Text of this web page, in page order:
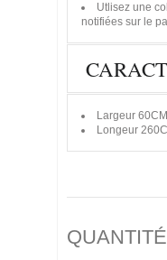
Utlisez une
notifiées sur le
Largeur 60CM
Longeur